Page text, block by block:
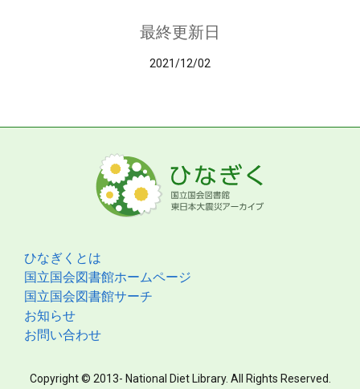
最終更新日
2021/12/02
ひなぎくとは
国立国会図書館ホームページ
国立国会図書館サーチ
お知らせ
お問い合わせ
Copyright © 2013- National Diet Library. All Rights Reserved.